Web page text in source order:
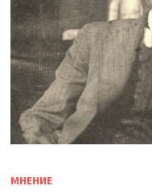
МНЕНИЕ